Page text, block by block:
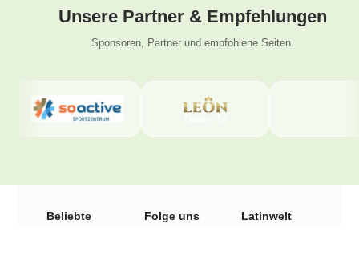
Unsere Partner & Empfehlungen
Sponsoren, Partner und empfohlene Seiten.
Beliebte
Folge uns
Latinwelt